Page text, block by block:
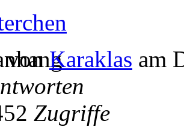
vonKaraklas am
Zugriffe